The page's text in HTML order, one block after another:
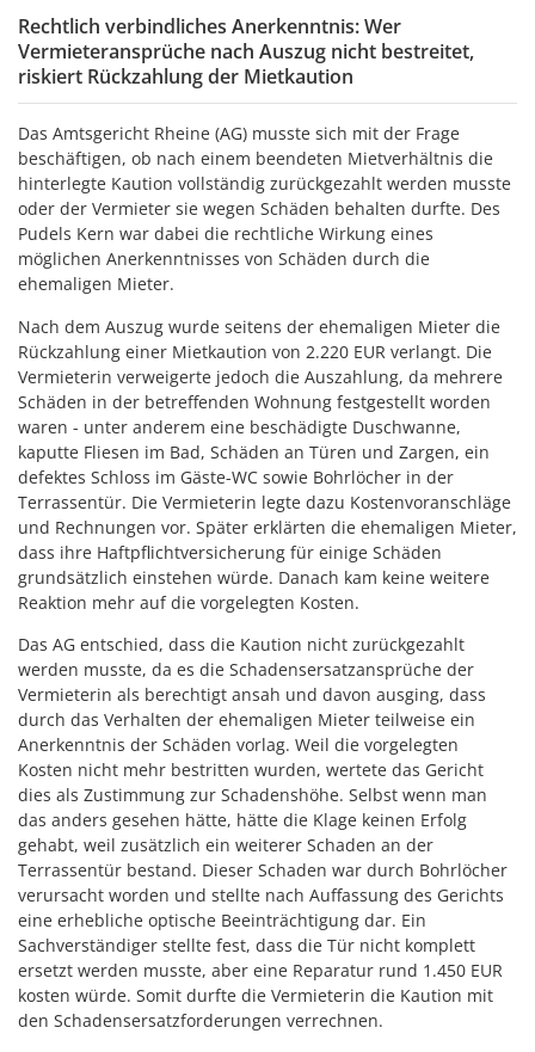
Rechtlich verbindliches Anerkenntnis: Wer
Vermieteransprüche nach Auszug nicht bestreitet,
riskiert Rückzahlung der Mietkaution
Das Amtsgericht Rheine (AG) musste sich mit der Frage
beschäftigen, ob nach einem beendeten Mietverhältnis die
hinterlegte Kaution vollständig zurückgezahlt werden musste
oder der Vermieter sie wegen Schäden behalten durfte. Des
Pudels Kern war dabei die rechtliche Wirkung eines
möglichen Anerkenntnisses von Schäden durch die
ehemaligen Mieter.
Nach dem Auszug wurde seitens der ehemaligen Mieter die
Rückzahlung einer Mietkaution von 2.220 EUR verlangt. Die
Vermieterin verweigerte jedoch die Auszahlung, da mehrere
Schäden in der betreffenden Wohnung festgestellt worden
waren - unter anderem eine beschädigte Duschwanne,
kaputte Fliesen im Bad, Schäden an Türen und Zargen, ein
defektes Schloss im Gäste-WC sowie Bohrlöcher in der
Terrassentür. Die Vermieterin legte dazu Kostenvoranschläge
und Rechnungen vor. Später erklärten die ehemaligen Mieter,
dass ihre Haftpflichtversicherung für einige Schäden
grundsätzlich einstehen würde. Danach kam keine weitere
Reaktion mehr auf die vorgelegten Kosten.
Das AG entschied, dass die Kaution nicht zurückgezahlt
werden musste, da es die Schadensersatzansprüche der
Vermieterin als berechtigt ansah und davon ausging, dass
durch das Verhalten der ehemaligen Mieter teilweise ein
Anerkenntnis der Schäden vorlag. Weil die vorgelegten
Kosten nicht mehr bestritten wurden, wertete das Gericht
dies als Zustimmung zur Schadenshöhe. Selbst wenn man
das anders gesehen hätte, hätte die Klage keinen Erfolg
gehabt, weil zusätzlich ein weiterer Schaden an der
Terrassentür bestand. Dieser Schaden war durch Bohrlöcher
verursacht worden und stellte nach Auffassung des Gerichts
eine erhebliche optische Beeinträchtigung dar. Ein
Sachverständiger stellte fest, dass die Tür nicht komplett
ersetzt werden musste, aber eine Reparatur rund 1.450 EUR
kosten würde. Somit durfte die Vermieterin die Kaution mit
den Schadensersatzforderungen verrechnen.